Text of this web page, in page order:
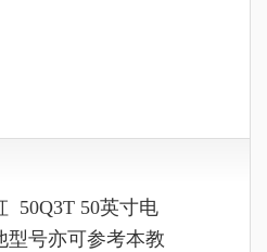
50Q3T 50英寸电
型号亦可参考本教